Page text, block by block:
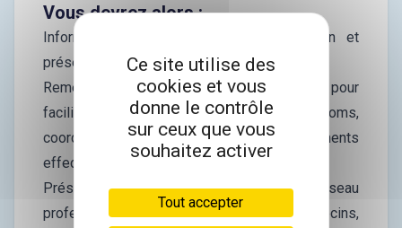
Vous devrez alors :
Informer votre patientèle de la passation et
présenter votre successeur
Remettre votre fichier patientèle en totalité pour
faciliter la continuité des soins : noms,
coordonnées, pathologies, dates et traitements
effectués ou en cours
Présenter votre successeur à votre réseau
professionnel : confrères et consœurs, médecins,
Ce site utilise des
cookies et vous
donne le contrôle
sur ceux que vous
souhaitez activer
Tout accepter